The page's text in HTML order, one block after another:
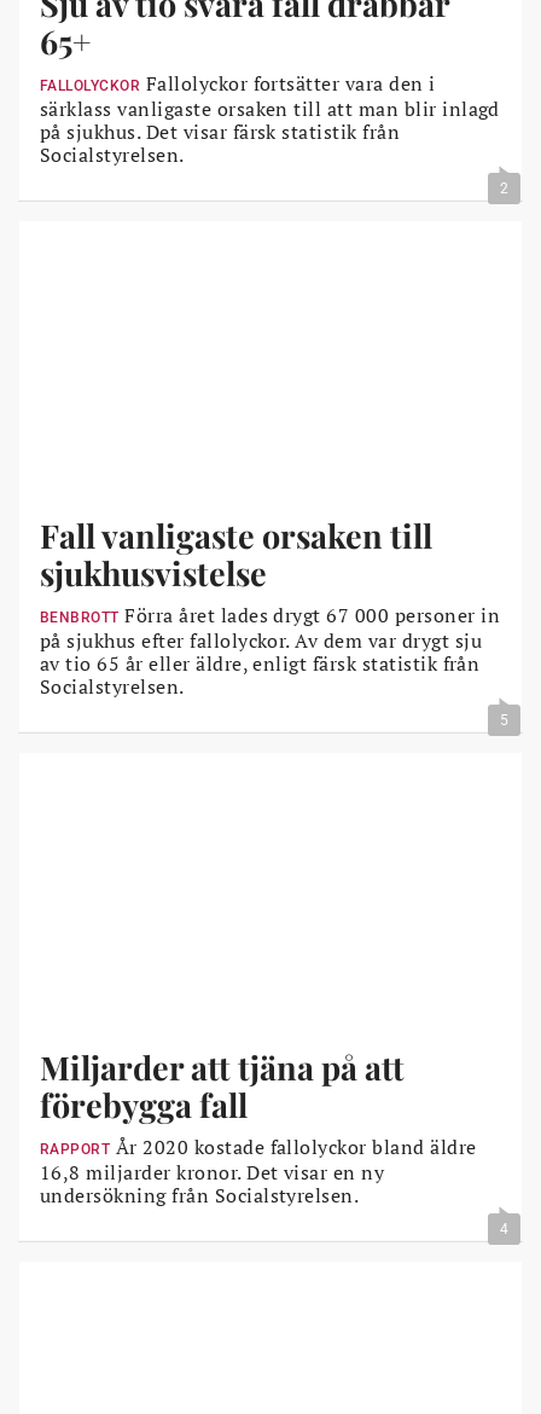
65+
FALLOLYCKOR Fallolyckor fortsätter vara den i
särklass vanligaste orsaken till att man blir inlagd
på sjukhus. Det visar färsk statistik från
Socialstyrelsen.
2
Fall vanligaste orsaken till
sjukhusvistelse
BENBROTT Förra året lades drygt 67 000 personer in
på sjukhus efter fallolyckor. Av dem var drygt sju
av tio 65 år eller äldre, enligt färsk statistik från
Socialstyrelsen.
5
Miljarder att tjäna på att
förebygga fall
RAPPORT År 2020 kostade fallolyckor bland äldre
16,8 miljarder kronor. Det visar en ny
undersökning från Socialstyrelsen.
4